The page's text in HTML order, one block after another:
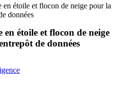
étoile et flocon de neige pour la
données
en étoile et flocon de neige
de données